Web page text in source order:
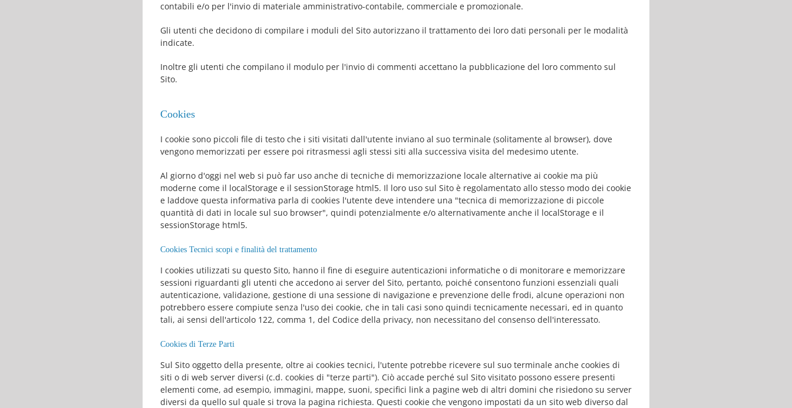
contabili e/o per l'invio di materiale amministrativo-contabile, commerciale e promozionale.
Gli utenti che decidono di compilare i moduli del Sito autorizzano il trattamento dei loro dati personali per le modalità
indicate.
Inoltre gli utenti che compilano il modulo per l'invio di commenti accettano la pubblicazione del loro commento sul
Sito.
Cookies
I cookie sono piccoli file di testo che i siti visitati dall'utente inviano al suo terminale (solitamente al browser), dove
vengono memorizzati per essere poi ritrasmessi agli stessi siti alla successiva visita del medesimo utente.
Al giorno d'oggi nel web si può far uso anche di tecniche di memorizzazione locale alternative ai cookie ma più
moderne come il localStorage e il sessionStorage html5. Il loro uso sul Sito è regolamentato allo stesso modo dei cookie
e laddove questa informativa parla di cookies l'utente deve intendere una "tecnica di memorizzazione di piccole
quantità di dati in locale sul suo browser", quindi potenzialmente e/o alternativamente anche il localStorage e il
sessionStorage html5.
Cookies Tecnici scopi e finalità del trattamento
I cookies utilizzati su questo Sito, hanno il fine di eseguire autenticazioni informatiche o di monitorare e memorizzare
sessioni riguardanti gli utenti che accedono ai server del Sito, pertanto, poiché consentono funzioni essenziali quali
autenticazione, validazione, gestione di una sessione di navigazione e prevenzione delle frodi, alcune operazioni non
potrebbero essere compiute senza l'uso dei cookie, che in tali casi sono quindi tecnicamente necessari, ed in quanto
tali, ai sensi dell'articolo 122, comma 1, del Codice della privacy, non necessitano del consenso dell'interessato.
Cookies di Terze Parti
Sul Sito oggetto della presente, oltre ai cookies tecnici, l'utente potrebbe ricevere sul suo terminale anche cookies di
siti o di web server diversi (c.d. cookies di "terze parti"). Ciò accade perché sul Sito visitato possono essere presenti
elementi come, ad esempio, immagini, mappe, suoni, specifici link a pagine web di altri domini che risiedono su server
diversi da quello sul quale si trova la pagina richiesta. Questi cookie che vengono impostati da un sito web diverso dal